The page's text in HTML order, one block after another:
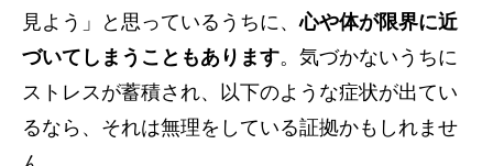
見よう」と思っているうちに、心や体が限界に近
づいてしまうこともあります。気づかないうちに
ストレスが蓄積され、以下のような症状が出てい
るなら、それは無理をしている証拠かもしれませ